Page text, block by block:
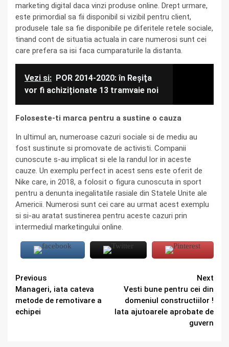
marketing digital daca vinzi produse online. Drept urmare,
este primordial sa fii disponibil si vizibil pentru client,
produsele tale sa fie disponibile pe diferitele retele sociale,
tinand cont de situatia actuala in care numerosi sunt cei
care prefera sa isi faca cumparaturile la distanta.
Vezi si: POR 2014-2020: în Reşiţa
vor fi achiziționate 13 tramvaie noi
Foloseste-ti marca pentru a sustine o cauza
In ultimul an, numeroase cazuri sociale si de mediu au
fost sustinute si promovate de activisti. Companii
cunoscute s-au implicat si ele la randul lor in aceste
cauze. Un exemplu perfect in acest sens este oferit de
Nike care, in 2018, a folosit o figura cunoscuta in sport
pentru a denunta inegalitatile rasiale din Statele Unite ale
Americii. Numerosi sunt cei care au urmat acest exemplu
si si-au aratat sustinerea pentru aceste cazuri prin
intermediul marketingului online.
Continue
Reading
Previous
Manageri, iata cateva
metode de remotivare a
echipei
Next
Vesti bune pentru cei din
domeniul constructiilor !
Iata ajutoarele aprobate de
guvern